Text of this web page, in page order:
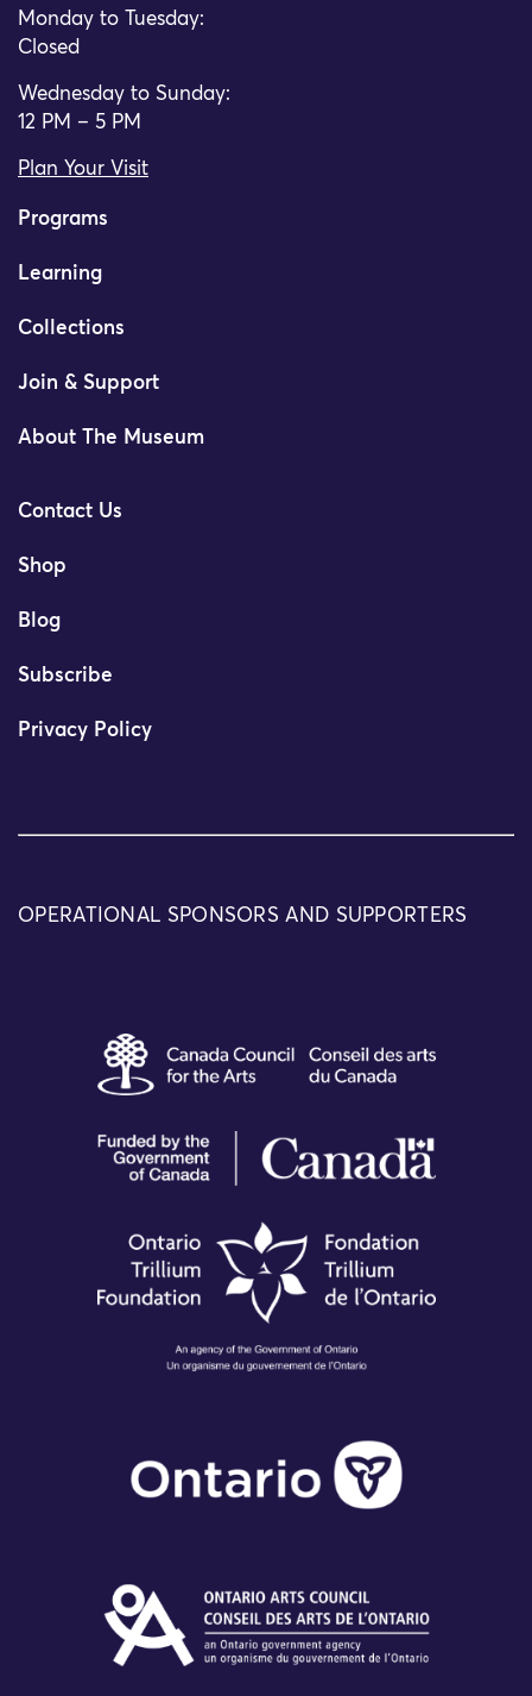
Monday to Tuesday:
Closed
Wednesday to Sunday:
12 PM – 5 PM
Plan Your Visit
Programs
Learning
Collections
Join & Support
About The Museum
Contact Us
Shop
Blog
Subscribe
Privacy Policy
OPERATIONAL SPONSORS AND SUPPORTERS